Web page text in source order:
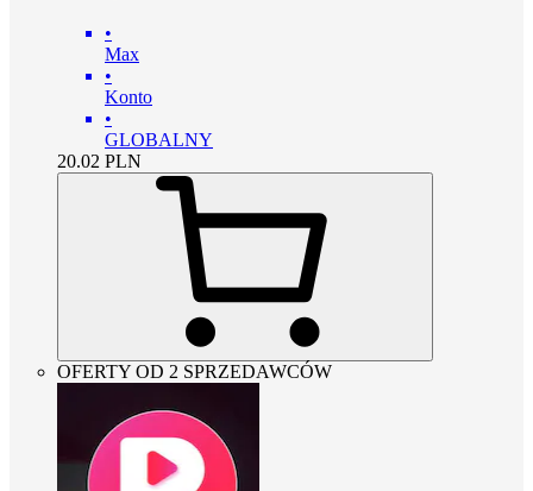
•
Max
•
Konto
•
GLOBALNY
20.02 PLN
OFERTY OD 2 SPRZEDAWCÓW